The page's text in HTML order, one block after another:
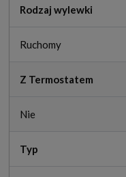
Rodzaj wylewki
Ruchomy
Z Termostatem
Nie
Typ